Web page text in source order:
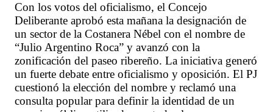
Con los votos del oficialismo, el Concejo
Deliberante aprobó esta mañana la designación de
un sector de la Costanera Nébel con el nombre de
“Julio Argentino Roca” y avanzó con la
zonificación del paseo ribereño. La iniciativa generó
un fuerte debate entre oficialismo y oposición. El PJ
cuestionó la elección del nombre y reclamó una
consulta popular para definir la identidad de un